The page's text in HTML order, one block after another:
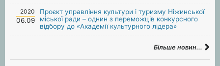
2020
06.09
Проєкт управління культури і туризму Ніжинської
міської ради – однин з переможців конкурсного
відбору до «Академії культурного лідера»
Більше новин...